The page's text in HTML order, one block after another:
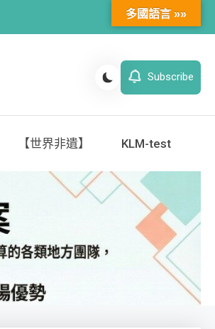
Subscribe
【世界非遺】 KLM-test
多國語言 »»